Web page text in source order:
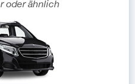
oder ähnlich